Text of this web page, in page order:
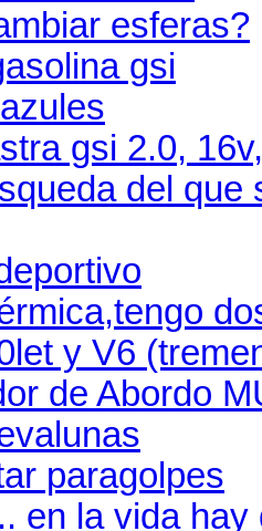
esferas?
gsi
gsi 2.0,
del que
y V6
de Abordo
paragolpes
en la vida